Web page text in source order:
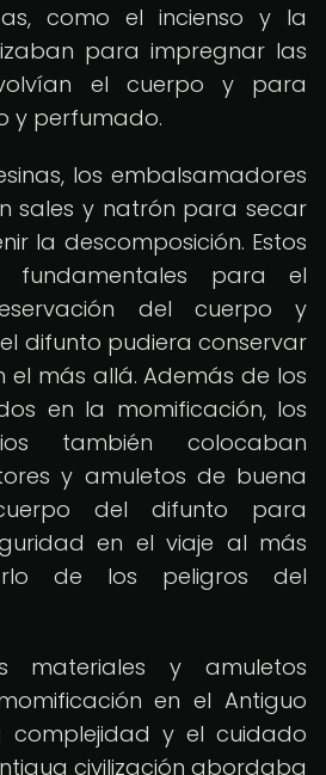
como el incienso y la
para impregnar las
el cuerpo y para
y perfumado.
los embalsamadores
sales y natrón para secar
la descomposición. Estos
fundamentales para el
del cuerpo y
difunto pudiera conservar
el más allá. Además de los
en la momificación, los
también colocaban
y amuletos de buena
del difunto para
en el viaje al más
de los peligros del
materiales y amuletos
en el Antiguo
complejidad y el cuidado
civilización abordaba